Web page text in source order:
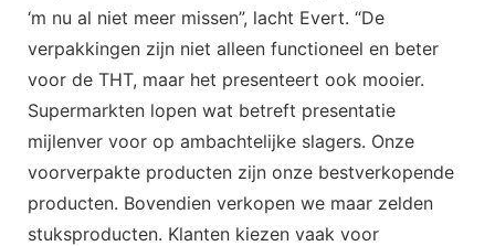
‘m nu al niet meer missen”, lacht Evert. “De
verpakkingen zijn niet alleen functioneel en beter
voor de THT, maar het presenteert ook mooier.
Supermarkten lopen wat betreft presentatie
mijlenver voor op ambachtelijke slagers. Onze
voorverpakte producten zijn onze bestverkopende
producten. Bovendien verkopen we maar zelden
stuksproducten. Klanten kiezen vaak voor